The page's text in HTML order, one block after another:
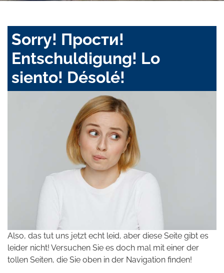
Sorry! Прости!
Entschuldigung! Lo
siento! Désolé!
Also, das tut uns jetzt echt leid, aber diese Seite gibt es
leider nicht! Versuchen Sie es doch mal mit einer der
tollen Seiten, die Sie oben in der Navigation finden!